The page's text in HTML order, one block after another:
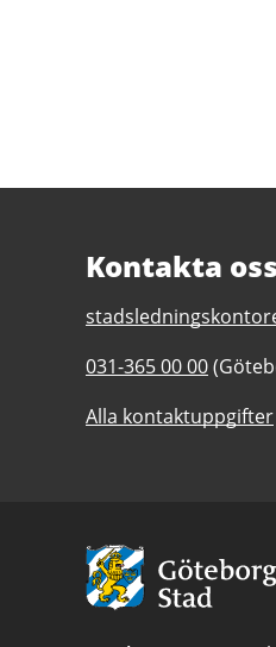
Kontakta oss
E-
till
Stadsledningskontoret
Telefonnummer
Stadsledningskontoret
031-365 00 00
Alla kontaktuppgifter
Avsändare:
Göteborgs
Stad